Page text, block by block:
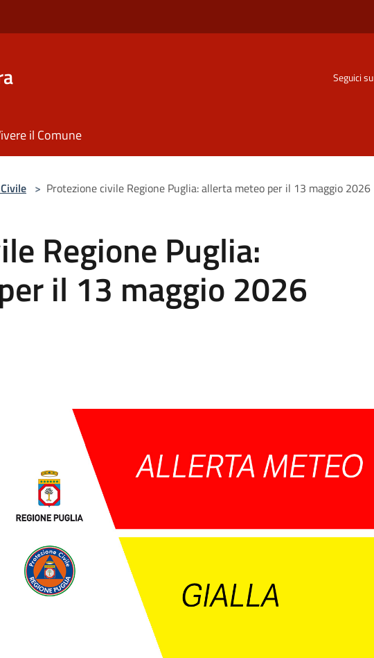
Seguici su
il Comune
> Protezione civile Regione Puglia: allerta meteo per il 13 maggio 2026
Regione Puglia:
il 13 maggio 2026